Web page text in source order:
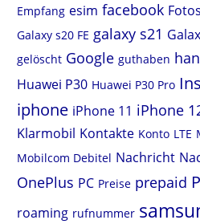
Empfang esim facebook Fotos
Galaxy s20 FE galaxy s21
gelöscht Google guthaben
Huawei P30 Huawei P30 Pro
iphone iPhone 11 iPhone
Klarmobil Kontakte Konto LTE
Mobilcom Debitel Nachricht
OnePlus PC Preise prepaid
roaming rufnummer